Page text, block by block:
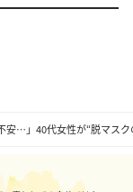
安…」40代女性が“脱マス